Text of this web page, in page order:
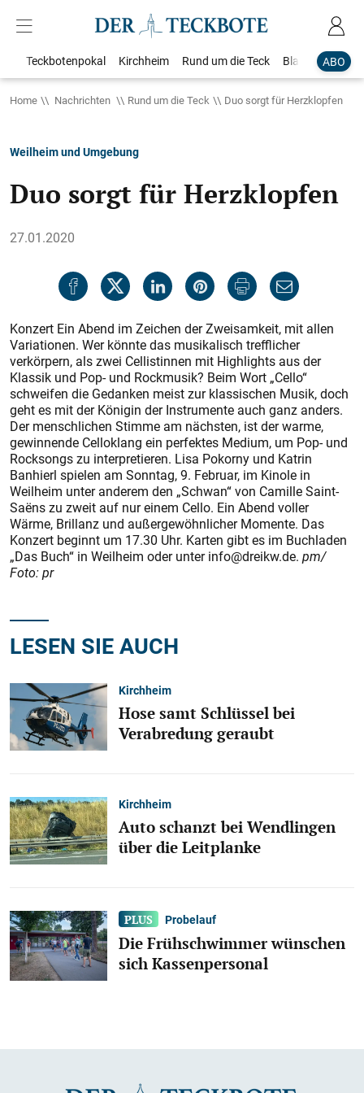
ABO
Teckbotenpokal Kirchheim Rund um die Teck Blaulicht
Home Nachrichten Rund um die Teck Duo sorgt für Herzklopfen
Weilheim und Umgebung
Duo sorgt für Herzklopfen
27.01.2020
Konzert Ein Abend im Zeichen der Zweisamkeit, mit allen
Variationen. Wer könnte das musikalisch trefflicher
verkörpern, als zwei Cellistinnen mit Highlights aus der
Klassik und Pop- und Rockmusik? Beim Wort „Cello“
schweifen die Gedanken meist zur klassischen Musik, doch
geht es mit der Königin der Instrumente auch ganz anders.
Der menschlichen Stimme am nächsten, ist der warme,
gewinnende Celloklang ein perfektes Medium, um Pop- und
Rocksongs zu interpretieren. Lisa Pokorny und Katrin
Banhierl spielen am Sonntag, 9. Februar, im Kinole in
Weilheim unter anderem den „Schwan“ von Camille Saint-
Saëns zu zweit auf nur einem Cello. Ein Abend voller
Wärme, Brillanz und außergewöhnlicher Momente. Das
Konzert beginnt um 17.30 Uhr. Karten gibt es im Buchladen
„Das Buch“ in Weilheim oder unter info@dreikw.de. pm/
Foto: pr
LESEN SIE AUCH
Kirchheim
Hose samt Schlüssel bei
Verabredung geraubt
Kirchheim
Auto schanzt bei Wendlingen
über die Leitplanke
Probelauf
Die Frühschwimmer wünschen
sich Kassenpersonal